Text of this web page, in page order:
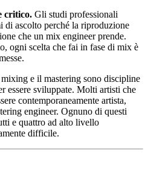
critico. Gli studi professionali
di ascolto perché la riproduzione
che un mix engineer prende.
ogni scelta che fai in fase di mix è
e il mastering sono discipline
essere sviluppate. Molti artisti che
contemporaneamente artista,
engineer. Ognuno di questi
e quattro ad alto livello
difficile.